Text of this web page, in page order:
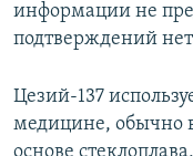
информации не
подтверждений
Цезий-137
медицине, обычно